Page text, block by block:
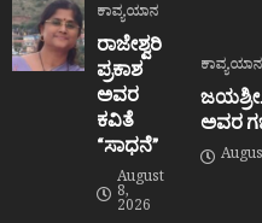
ಕಾವ್ಯಯಾನ
ರಾಜೇಶ್ವರಿ
ಪ್ರಕಾಶ
ಅವರ
ಕವಿತೆ
“ಸಾಧನೆ”
August
8,
2026
ಕಾವ್ಯಯಾನ
ಅವರ